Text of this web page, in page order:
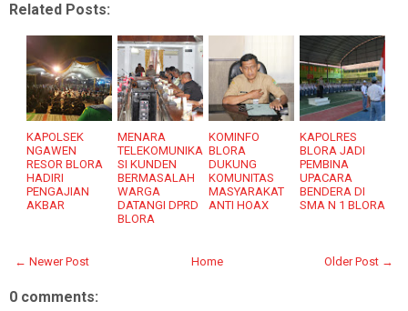
Related Posts:
KAPOLSEK
NGAWEN
RESOR BLORA
HADIRI
PENGAJIAN
AKBAR
MENARA
TELEKOMUNIKA
SI KUNDEN
BERMASALAH
WARGA
DATANGI DPRD
BLORA
KOMINFO
BLORA
DUKUNG
KOMUNITAS
MASYARAKAT
ANTI HOAX
KAPOLRES
BLORA JADI
PEMBINA
UPACARA
BENDERA DI
SMA N 1 BLORA
← Newer Post Older Post →
Home
0 comments: